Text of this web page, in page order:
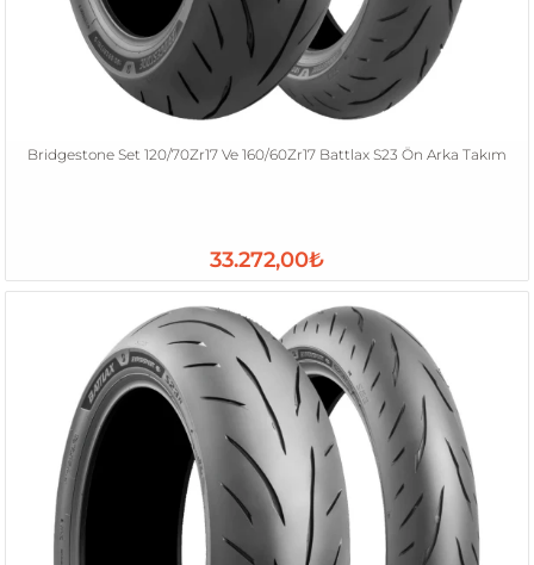
Bridgestone Set 120/70Zr17 Ve 160/60Zr17 Battlax S23 Ön Arka Takım
33.272,00₺